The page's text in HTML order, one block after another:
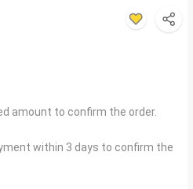
amount to confirm the order.
within 3 days to confirm the